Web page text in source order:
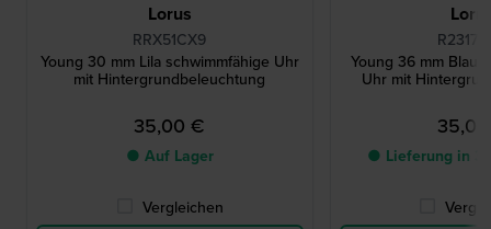
Lorus
RRX51CX9
Young 30 mm Lila schwimmfähige Uhr
mit Hintergrundbeleuchtung
35,00 €
● Auf Lager
Vergleichen
Young 36 mm
Uhr mit
● Lieferung in 3